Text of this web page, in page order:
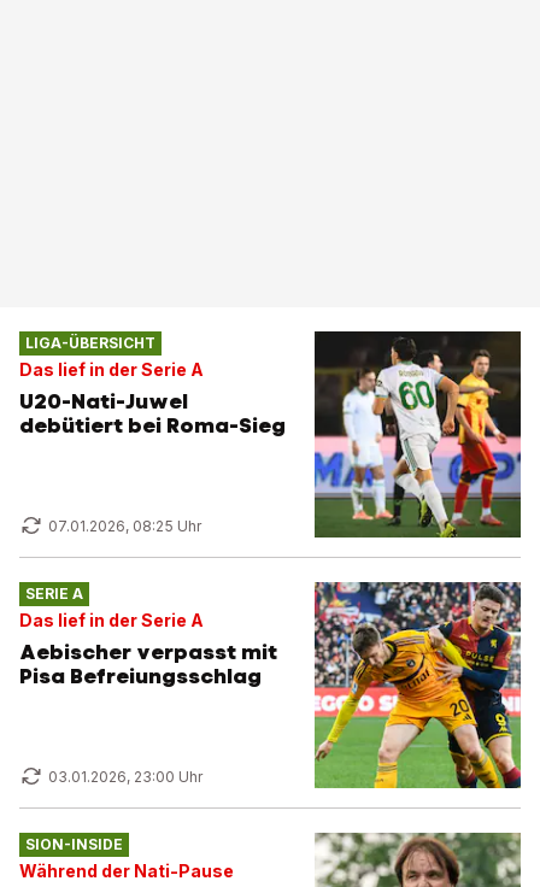
LIGA-ÜBERSICHT
Das lief in der Serie A
U20-Nati-Juwel
debütiert bei Roma-Sieg
07.01.2026, 08:25 Uhr
SERIE A
Das lief in der Serie A
Aebischer verpasst mit
Pisa Befreiungsschlag
03.01.2026, 23:00 Uhr
SION-INSIDE
Während der Nati-Pause